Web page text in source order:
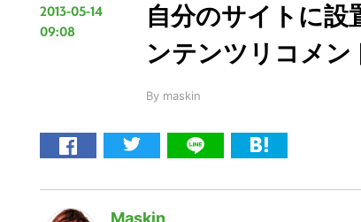
2013-05-14
09:08
自分のサイトに設
ンテンツリコメン
By maskin
Maskin